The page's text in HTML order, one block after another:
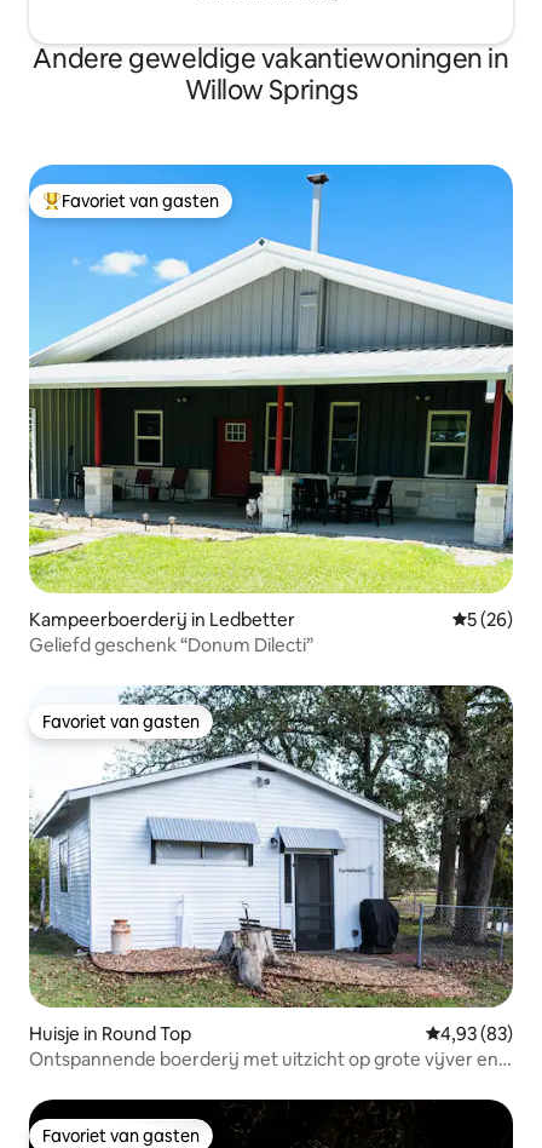
Andere geweldige vakantiewoningen in
Willow Springs
Topfavoriet van gasten
Favoriet van gasten
Kampeerboerderij in Ledbetter
5 (26)
Geliefd geschenk “Donum Dilecti”
Favoriet van gasten
Favoriet van gasten
Huisje in Round Top Gemiddelde
4,93 (83)
Ontspannende boerderij met uitzicht op grote vijver en
Favoriet van gasten